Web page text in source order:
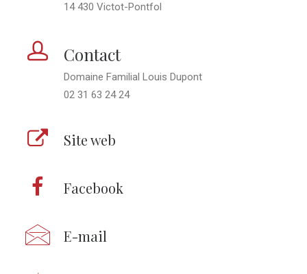
14 430 Victot-Pontfol
Contact
Domaine Familial Louis Dupont
02 31 63 24 24
Site web
Facebook
E-mail